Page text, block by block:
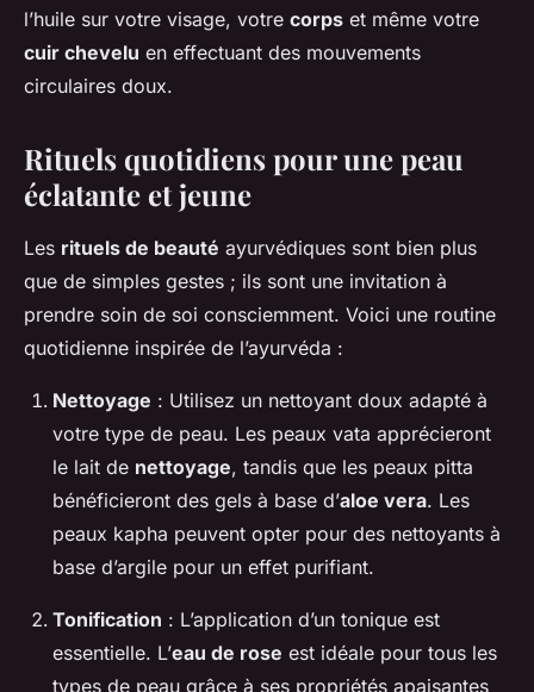
l’huile sur votre visage, votre corps et même votre
cuir chevelu en effectuant des mouvements
circulaires doux.
Rituels quotidiens pour une peau
éclatante et jeune
Les rituels de beauté ayurvédiques sont bien plus
que de simples gestes ; ils sont une invitation à
prendre soin de soi consciemment. Voici une routine
quotidienne inspirée de l’ayurvéda :
Nettoyage : Utilisez un nettoyant doux adapté à
votre type de peau. Les peaux vata apprécieront
le lait de nettoyage, tandis que les peaux pitta
bénéficieront des gels à base d’aloe vera. Les
peaux kapha peuvent opter pour des nettoyants à
base d’argile pour un effet purifiant.
Tonification : L’application d’un tonique est
essentielle. L’eau de rose est idéale pour tous les
types de peau grâce à ses propriétés apaisantes